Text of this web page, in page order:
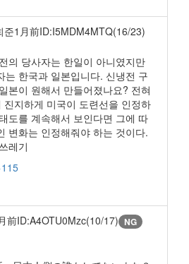
준1月前ID:I5MDM4MTQ(16/23)
의 당사자는 한일이 아니였지만
는 한국과 일본입니다. 신냉전 구
본이 원해서 만들어졌나요? 전혀
진지하게 미국이 도련선을 인정하
도를 계속해서 보인다면 그에 따
변화는 인정해줘야 하는 것이다.
레기
前ID:A4OTU0Mzc(10/17) NG